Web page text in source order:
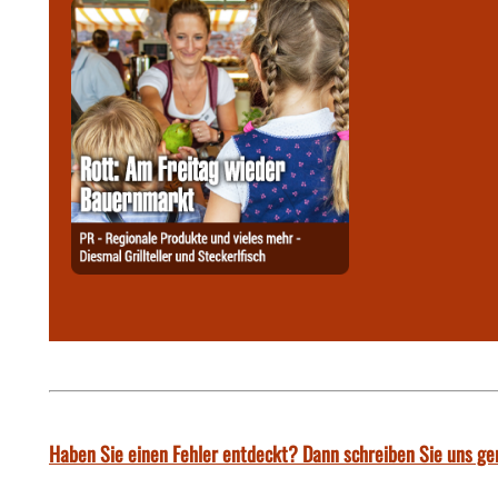
Haben Sie einen Fehler entdeckt? Dann schreiben Sie uns